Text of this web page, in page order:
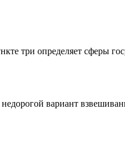
три определяет сферы
вариант